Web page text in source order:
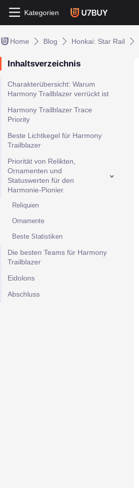
Kategorien
Home Blog Honkai: Star Rail
Inhaltsverzeichnis
Charakterübersicht: Warum
Harmony Trailblazer verrückt ist
Harmony Trailblazer Trace
Priority
Beste Lichtkegel für Harmony
Trailblazer
Priorität von Relikten,
Ornamenten und
Statuswerten für den
Harmonie-Pionier.
Reliquien
Ornamente
Beste Statistiken
Die besten Teams für Harmony
Trailblazer
Eidolons
Abschluss